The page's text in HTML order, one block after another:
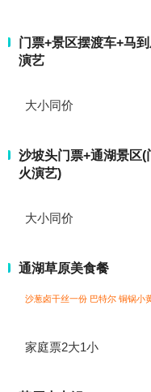
门票+景区摆渡车+马
演艺
大小同价
沙坡头门票+通湖景区
火演艺)
大小同价
通湖草原美食餐
家庭票2大1小